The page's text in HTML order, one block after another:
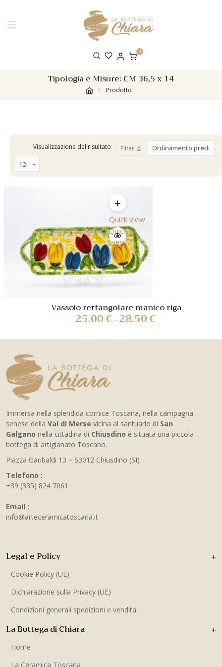
0
Tipologia e Misure: CM 36,5 x 14
Prodotto
Visualizzazione del risultato Filter
Quick view
Quick
view
Vassoio rettangolare manico riga
25.00€ - 28.50€
Immersa nella splendida cornice Toscana, nella campagna
senese della Val di Merse vicina al santuario di San
Galgano nella cittadina di Chiusdino è situata una piccola
bottega di artigianato Toscano.
Piazza Garibaldi 13 – 53012 Chiusdino (SI)
Telefono :
+39 (335) 824 7061
Email :
info@arteceramicatoscana.it
La Bottega di Chiara
Home
La Ceramica Toscana
Legal e Policy
Cookie Policy (UE)
Dichiarazione sulla Privacy (UE)
Condizioni generali spedizioni e vendita